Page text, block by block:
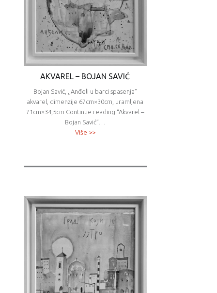
AKVAREL – BOJAN SAVIĆ
Bojan Savić, ,,Anđeli u barci spasenja”
akvarel, dimenzije 67cm×30cm, uramljena
71cm×34,5cm Continue reading “Akvarel –
Bojan Savić”…
Više >>